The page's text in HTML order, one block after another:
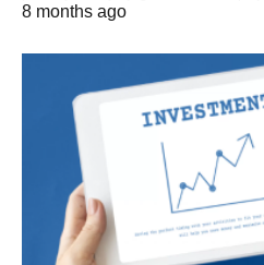
8 months ago